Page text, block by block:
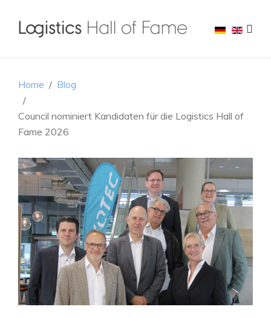
Home Blog
Council nominiert Kandidaten für die Logistics Hall of
Fame 2026